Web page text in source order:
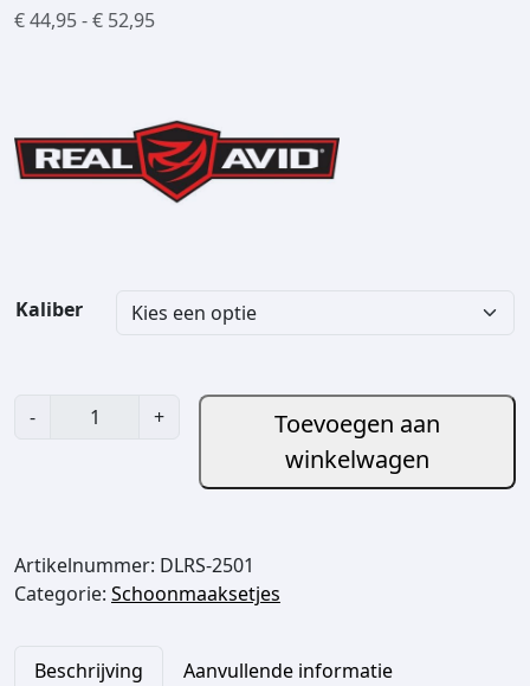
€44,95-€ 52,95P
s
k
l
e
4
o
Kaliber
-
i
d
+
Toevoegen aan
winkelwagen
Artikelnummer: DLRS-2501
Categorie: Schoonmaaksetjes
Beschrijving Aanvullende informatie